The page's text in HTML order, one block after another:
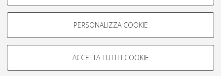
Si tratta di cookie utilizzati per analizzare le caratteristiche della
navigazione degli utenti, creare profili in base al loro comportamento
Mostra cookie di profilazione
COOKIE TECNICI - NECESSARI
PERSONALIZZA COOKIE
ACCETTA TUTTI I COOKIE
Condizioni d’uso del sito